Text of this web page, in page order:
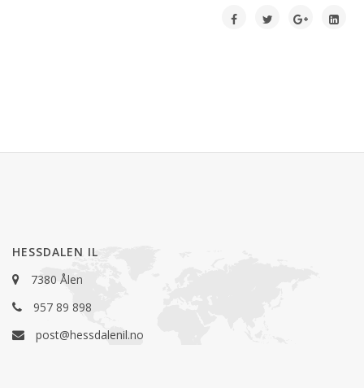
HESSDALEN IL
7380 Ålen
957 89 898
post@hessdalenil.no